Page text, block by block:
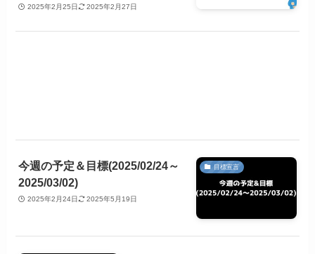
2025年2月25日 2025年2月27日
目標宣言
今週の予定＆目標(2025/02/24～
2025/03/02)
2025年2月24日 2025年5月19日